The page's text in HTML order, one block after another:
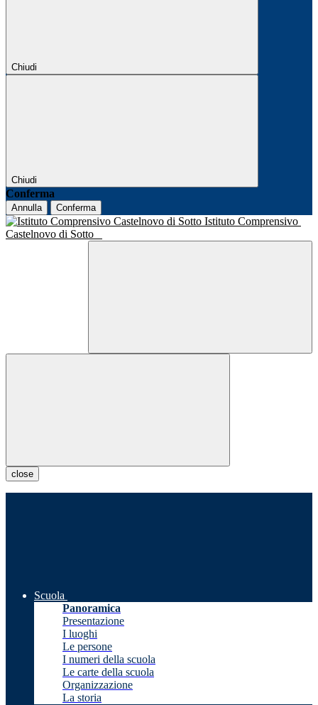
Chiudi
Chiudi
Conferma
Annulla Conferma
Istituto Comprensivo
Castelnovo di Sotto
close
Scuola
Panoramica
Presentazione
I luoghi
Le persone
I numeri della scuola
Le carte della scuola
Organizzazione
La storia